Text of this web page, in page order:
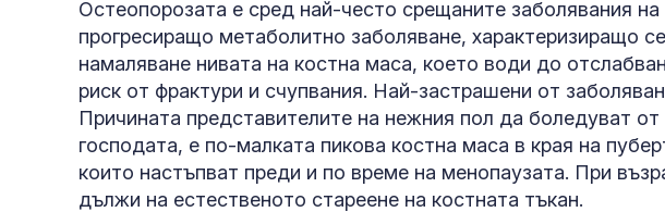
Остеопорозата е сред най-често срещаните заболявания
прогресиращо метаболитно заболяване, характеризиращо
намаляване нивата на костна маса, което води до
риск от фрактури и счупвания. Най-застрашени от
Причината представителите на нежния пол да боледуват
господата, е по-малката пикова костна маса в края на
които настъпват преди и по време на менопаузата. При
дължи на естественото стареене на костната тъкан.